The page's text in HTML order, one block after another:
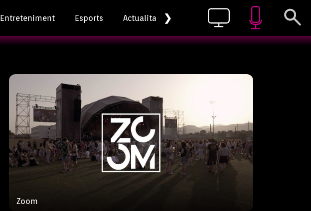
Entreteniment Esports Actualitat ❯
Zoom
Jasmine i Jambo
Jasmine i Jambo és una sèrie musical que parla de
música. Els protagonistes són dos amics, la Jasmine i el
Jambo, bojos per la música que viuen en un lloc on tot